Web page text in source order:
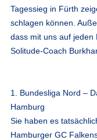
Tagessieg in Fürth
schlagen können.
dass mit uns auf jeden
Solitude-Coach
1. Bundesliga Nord –
Hamburg
Sie haben es
Hamburger GC